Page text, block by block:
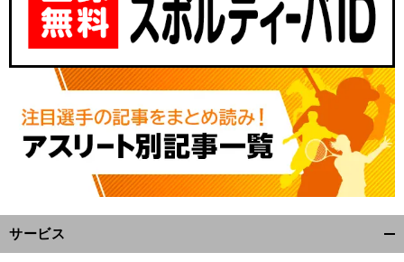
サービス